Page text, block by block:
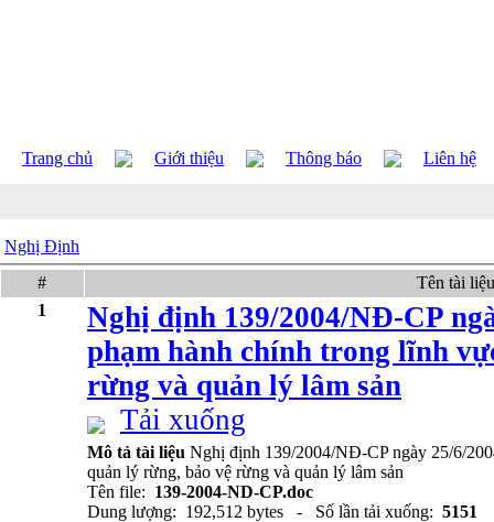
Trang chủ Giới thiệu Thông báo Liên hệ
Nghị Định
#
Tên tài
1
Nghị định 139/2004/NĐ-CP
phạm hành chính trong lĩnh
rừng và quản lý lâm sản
Tải xuống
Mô tả tài liệu Nghị định 139/2004/NĐ-CP ngày 25/6/
quản lý rừng, bảo vệ rừng và quản lý lâm sản
Tên file: 139-2004-ND-CP.doc
Dung lượng: 192,512 bytes - Số lần tải xuống: 5151